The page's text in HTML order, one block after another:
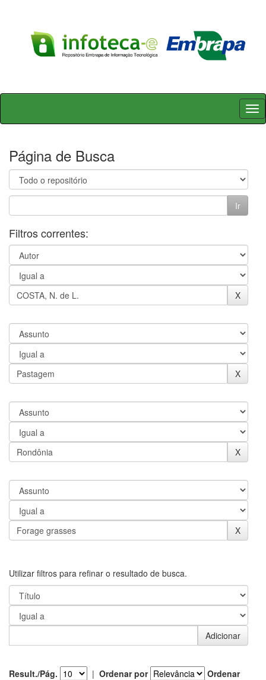
Skip
Página de Busca
Filtros correntes:
Utilizar filtros para refinar o resultado de busca.
Result./Pág. | Ordenar por
Ordenar